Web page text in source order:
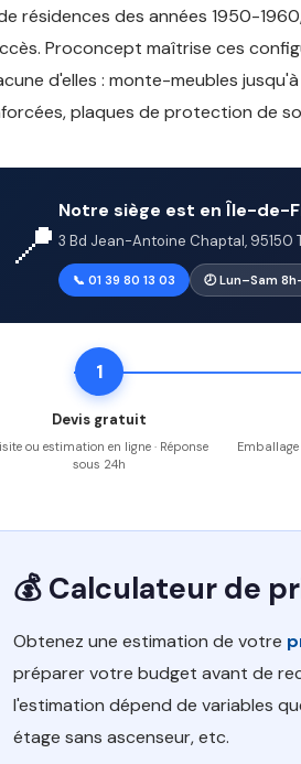
résidences des années 1950-
Proconcept maîtrise ces
d'elles : monte-meubles
plaques de protection de
📍 Notre siège est en Île-de-
3 Bd Jean-Antoine Chaptal, 95150
📞 01 39 80 13 03 🕗 Lun–Sam
1
Devis gratuit
ou estimation en ligne · Réponse
sous 24h
Emballage
💰 Calculateur de
Obtenez une estimation de votre
préparer votre budget avant de
l'estimation dépend de variables
étage sans ascenseur, etc.